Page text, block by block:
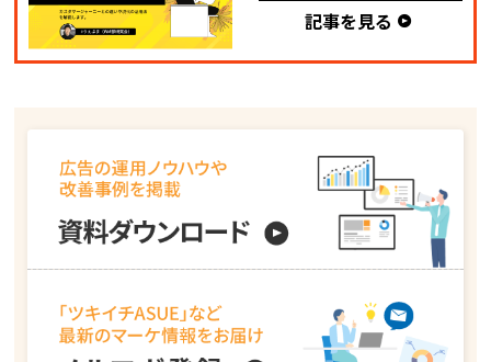
記事を見る